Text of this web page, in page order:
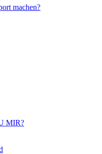
machen?
MIR?